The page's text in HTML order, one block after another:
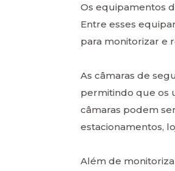
Os equipamentos
Entre esses
para monitorizar e
As câmaras de
permitindo que os
câmaras podem
estacionamentos,
Além de